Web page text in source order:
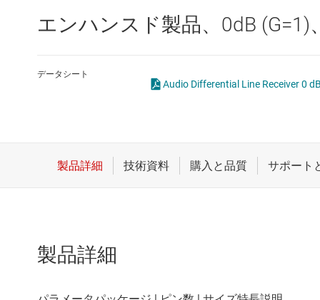
インターフェイス
クロックとタイミング
エンハンスド製品、0dB
データシート
Audio Differential Line Receiver 0
製品詳細